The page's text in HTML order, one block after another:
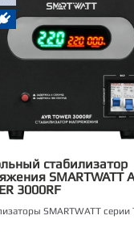
стабилизатор
SMARTWATT
3000RF
SMARTWATT серии